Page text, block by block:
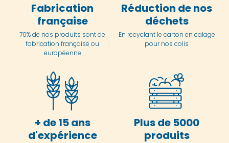
Fabrication
française
70% de nos produits sont de
fabrication française ou
européenne
Réduction de nos
déchets
En recyclant le carton en calage
pour nos colis
+ de 15 ans
d'expérience
Plus de 5000
produits